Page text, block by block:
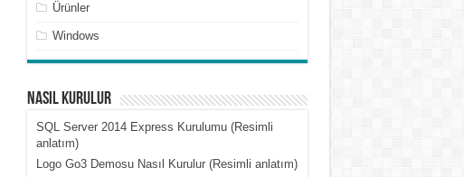
Ürünler
Windows
Nasıl Kurulur
SQL Server 2014 Express Kurulumu (Resimli
anlatım)
Logo Go3 Demosu Nasıl Kurulur (Resimli anlatım)